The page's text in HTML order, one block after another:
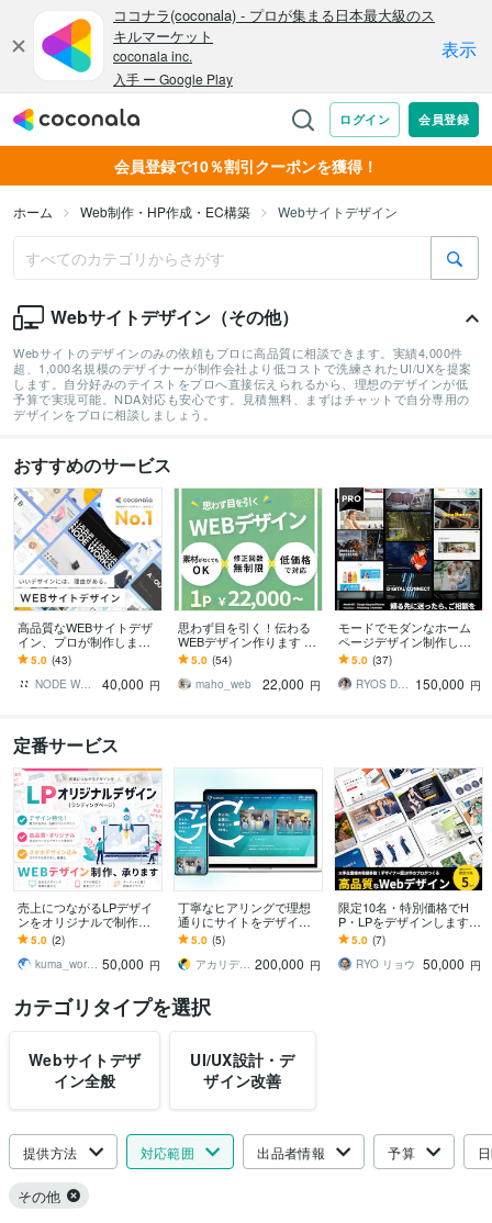
会員登録で10％割引クーポンを獲得！
ホーム Web制作・HP作成・EC構築 Webサイトデザイン
Webサイトデザイン（その他）
Webサイトのデザインのみの依頼もプロに高品質に相談できます。実績4,000件
超、1,000名規模のデザイナーが制作会社より低コストで洗練されたUI/UXを提案
します。自分好みのテイストをプロへ直接伝えられるから、理想のデザインが低
予算で実現可能。NDA対応も安心です。見積無料、まずはチャットで自分専用の
デザインをプロに相談しましょう。
おすすめのサービス
高品質なWEBサイトデザ
イン、プロが制作します
ヒアリング重視★イメー
ジ通りのWebサイトデザ
イン制作します
5.0 (43)
NODE WORKS
40,000 円
思わず目を引く！伝わる
WEBデザイン作ります 修
正無制限！メインビジュ
アル2案！あなたの思いを
形にします！
5.0 (54)
maho_web
22,000 円
モードでモダンなホーム
ページデザイン制作しま
す ☆Googleに好かれるデ
ザイン☆オリジナルデザ
イン☆
5.0 (37)
RYOS DESIGN 150,000 円
定番サービス
売上につながるLPデザイ
ンをオリジナルで制作し
ます spデザイン込み！デ
ザインのみのサービスで
す。
5.0 (2)
kuma_works WEBデザイナー 50,000 円
丁寧なヒアリングで理想
通りにサイトをデザイン
します デザインシステム
も料金内で制作いたしま
す！
5.0 (5)
アカリデザイン 200,000 円
限定10名・特別価格でH
P・LPをデザインします
レスポンシブ対応込み！
デザイナー歴10年のプロ
が柔軟に対応
5.0 (7)
RYO リョウ 50,000 円
カテゴリタイプを選択
Webサイトデザ
イン全般
UI/UX設計・デ
ザイン改善
提供方法 対応範囲 出品者情報 予算
その他